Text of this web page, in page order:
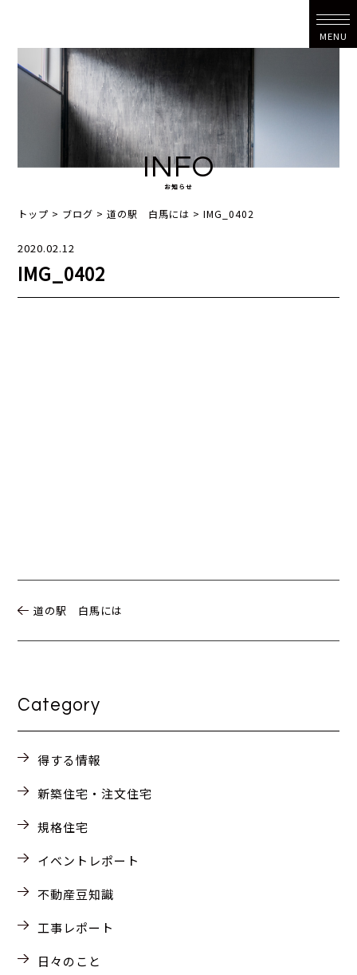
MENU
INFO
お知らせ
トップ > ブログ >道の駅 白馬には >IMG_0402
2020.02.12
IMG_0402
道の駅 白馬には
Category
得する情報
新築住宅・注文住宅
規格住宅
イベントレポート
不動産豆知識
工事レポート
日々のこと